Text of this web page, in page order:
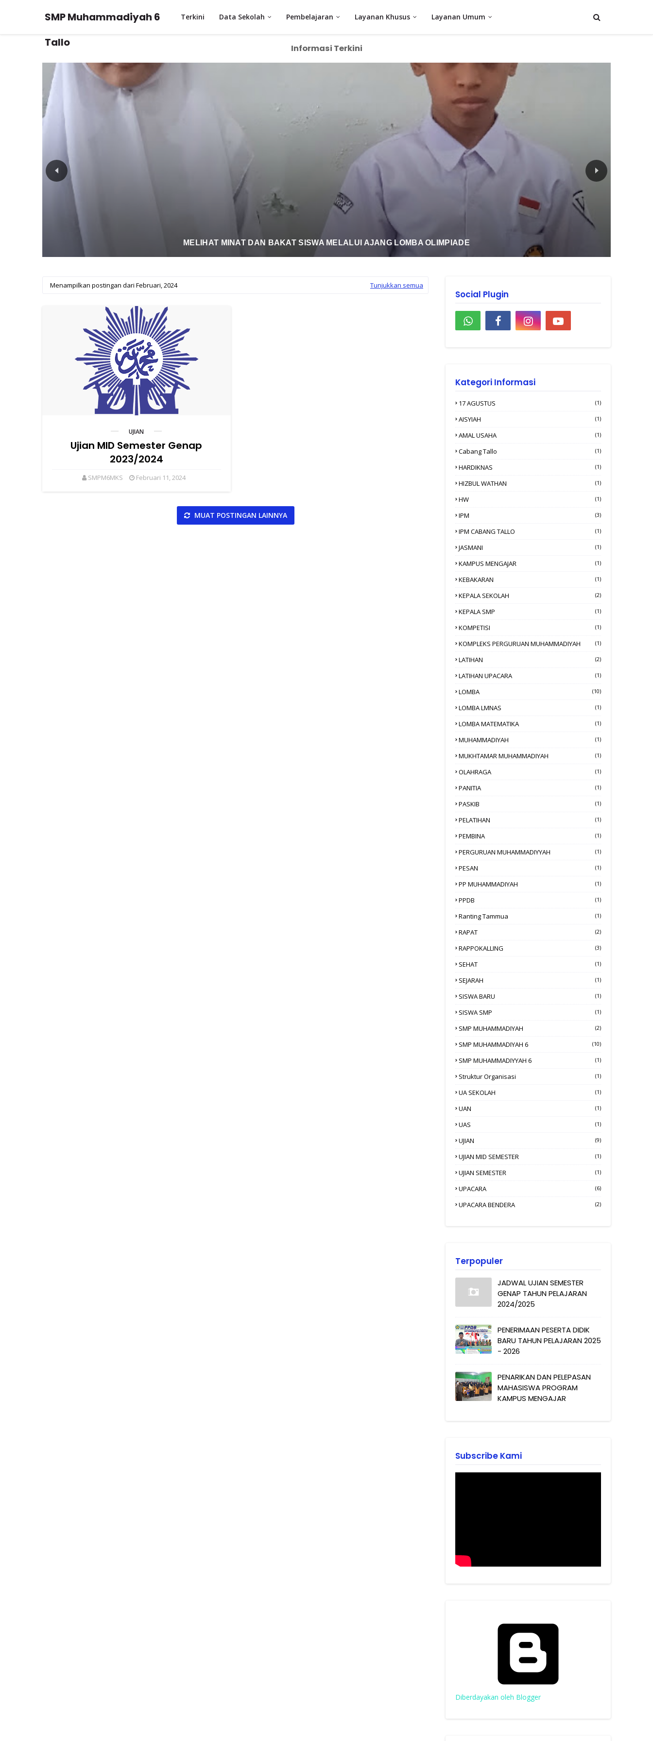
SMP Muhammadiyah 6
Tallo
Terkini Data Sekolah Pembelajaran Layanan Khusus Layanan Umum
Informasi Terkini
UJIAN AKHIR SEMESTER GENAP TAHUN PELAJARAN 2024/2025
Menampilkan postingan dari Februari, 2024 Tunjukkan semua
UJIAN
Ujian MID Semester Genap
2023/2024
SMPM6MKS Februari 11, 2024
MUAT POSTINGAN LAINNYA
Social Plugin
Kategori Informasi
17 AGUSTUS (1)
AISYIAH (1)
AMAL USAHA (1)
Cabang Tallo (1)
HARDIKNAS (1)
HIZBUL WATHAN (1)
HW (1)
IPM (3)
IPM CABANG TALLO (1)
JASMANI (1)
KAMPUS MENGAJAR (1)
KEBAKARAN (1)
KEPALA SEKOLAH (2)
KEPALA SMP (1)
KOMPETISI (1)
KOMPLEKS PERGURUAN MUHAMMADIYAH (1)
LATIHAN (2)
LATIHAN UPACARA (1)
LOMBA (10)
LOMBA LMNAS (1)
LOMBA MATEMATIKA (1)
MUHAMMADIYAH (1)
MUKHTAMAR MUHAMMADIYAH (1)
OLAHRAGA (1)
PANITIA (1)
PASKIB (1)
PELATIHAN (1)
PEMBINA (1)
PERGURUAN MUHAMMADIYYAH (1)
PESAN (1)
PP MUHAMMADIYAH (1)
PPDB (1)
Ranting Tammua (1)
RAPAT (2)
RAPPOKALLING (3)
SEHAT (1)
SEJARAH (1)
SISWA BARU (1)
SISWA SMP (1)
SMP MUHAMMADIYAH (2)
SMP MUHAMMADIYAH 6 (10)
SMP MUHAMMADIYYAH 6 (1)
Struktur Organisasi (1)
UA SEKOLAH (1)
UAN (1)
UAS (1)
UJIAN (9)
UJIAN MID SEMESTER (1)
UJIAN SEMESTER (1)
UPACARA (6)
UPACARA BENDERA (2)
Terpopuler
JADWAL UJIAN SEMESTER
GENAP TAHUN PELAJARAN
2024/2025
PENERIMAAN PESERTA DIDIK
BARU TAHUN PELAJARAN 2025
- 2026
PENARIKAN DAN PELEPASAN
MAHASISWA PROGRAM
KAMPUS MENGAJAR
Subscribe Kami
Diberdayakan oleh Blogger